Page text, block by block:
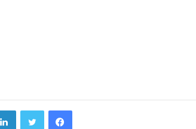
فیس بوک توییتر